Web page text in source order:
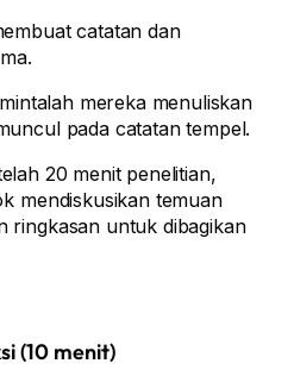
catatan dan
mereka menuliskan
pada catatan tempel.
20 menit penelitian,
mendiskusikan temuan
ringkasan untuk dibagikan
(10 menit)